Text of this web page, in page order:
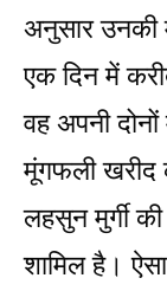
अनुसार उनकी
एक दिन में
वह अपनी
मूंगफली
लहसुन मुर्गी
शामिल है।